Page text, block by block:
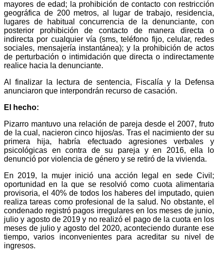
mayores de edad; la prohibición de contacto con restricción
geográfica de 200 metros, al lugar de trabajo, residencia,
lugares de habitual concurrencia de la denunciante, con
posterior prohibición de contacto de manera directa o
indirecta por cualquier vía (sms, teléfono fijo, celular, redes
sociales, mensajería instantánea); y la prohibición de actos
de perturbación o intimidación que directa o indirectamente
realice hacia la denunciante.
Al finalizar la lectura de sentencia, Fiscalía y la Defensa
anunciaron que interpondrán recurso de casación.
El hecho:
Pizarro mantuvo una relación de pareja desde el 2007, fruto
de la cual, nacieron cinco hijos/as. Tras el nacimiento der su
primera hija, habría efectuado agresiones verbales y
psicológicas en contra de su pareja y en 2016, ella lo
denunció por violencia de género y se retiró de la vivienda.
En 2019, la mujer inició una acción legal en sede Civil;
oportunidad en la que se resolvió como cuota alimentaria
provisoria, el 40% de todos los haberes del imputado, quien
realiza tareas como profesional de la salud. No obstante, el
condenado registró pagos irregulares en los meses de junio,
julio y agosto de 2019 y no realizó el pago de la cuota en los
meses de julio y agosto del 2020, aconteciendo durante ese
tiempo, varios inconvenientes para acreditar su nivel de
ingresos.